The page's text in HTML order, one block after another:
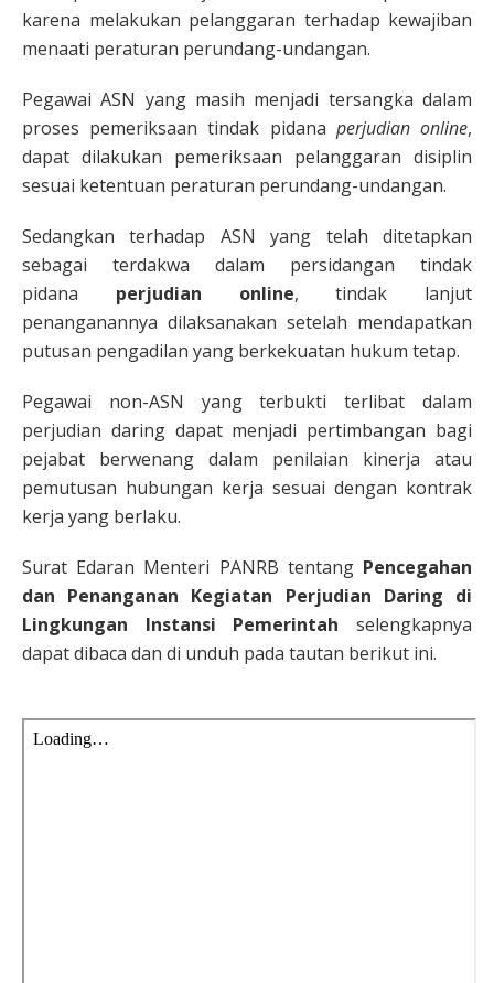
karena melakukan pelanggaran terhadap kewajiban
menaati peraturan perundang-undangan.
Pegawai ASN yang masih menjadi tersangka dalam
proses pemeriksaan tindak pidana perjudian online,
dapat dilakukan pemeriksaan pelanggaran disiplin
sesuai ketentuan peraturan perundang-undangan.
Sedangkan terhadap ASN yang telah ditetapkan
sebagai terdakwa dalam persidangan tindak
pidana perjudian online, tindak lanjut
penanganannya dilaksanakan setelah mendapatkan
putusan pengadilan yang berkekuatan hukum tetap.
Pegawai non-ASN yang terbukti terlibat dalam
perjudian daring dapat menjadi pertimbangan bagi
pejabat berwenang dalam penilaian kinerja atau
pemutusan hubungan kerja sesuai dengan kontrak
kerja yang berlaku.
Surat Edaran Menteri PANRB tentang Pencegahan
dan Penanganan Kegiatan Perjudian Daring di
Lingkungan Instansi Pemerintah selengkapnya
dapat dibaca dan di unduh pada tautan berikut ini.